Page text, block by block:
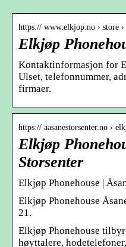
https:// www.elkjop.no › store ›
Elkjøp
Kontaktinformasjon for
Ulset, telefonnummer,
firmaer.
https:// aasanestorsenter.no ›
Elkjøp
Storsenter
Elkjøp Phonehouse |
Elkjøp Phonehouse
21.
Elkjøp Phonehouse
høyttalere,